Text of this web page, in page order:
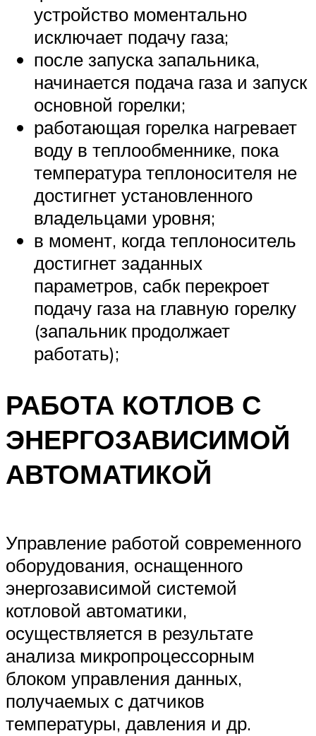
устройство моментально
исключает подачу газа;
после запуска запальника,
начинается подача газа и запуск
основной горелки;
работающая горелка нагревает
воду в теплообменнике, пока
температура теплоносителя не
достигнет установленного
владельцами уровня;
в момент, когда теплоноситель
достигнет заданных
параметров, сабк перекроет
подачу газа на главную горелку
(запальник продолжает
работать);
РАБОТА КОТЛОВ С
ЭНЕРГОЗАВИСИМОЙ
АВТОМАТИКОЙ
Управление работой современного
оборудования, оснащенного
энергозависимой системой
котловой автоматики,
осуществляется в результате
анализа микропроцессорным
блоком управления данных,
получаемых с датчиков
температуры, давления и др.